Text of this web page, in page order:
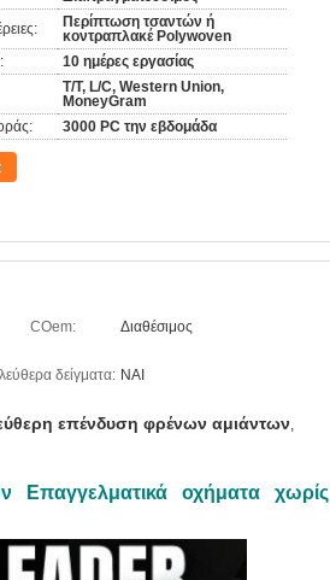
Περίπτωση τσαντών ή
κοντραπλακέ Polywoven
10 ημέρες εργασίας
T/T, L/C, Western Union,
MoneyGram
3000 PC την εβδομάδα
COem: Διαθέσιμος
δείγματα: ΝΑΙ
επένδυση φρένων αμιάντων,
οχήματα χωρίς